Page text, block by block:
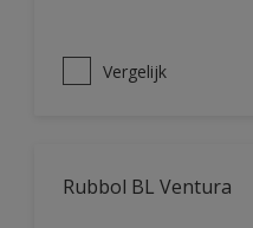
Vergelijk
Rubbol BL Ventura